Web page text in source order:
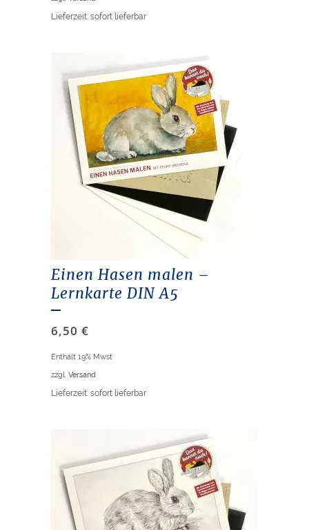
Lieferzeit: sofort lieferbar
Einen Hasen malen –
Lernkarte DIN A5
6,50 €
Enthält 19% Mwst
zzgl. Versand
Lieferzeit: sofort lieferbar